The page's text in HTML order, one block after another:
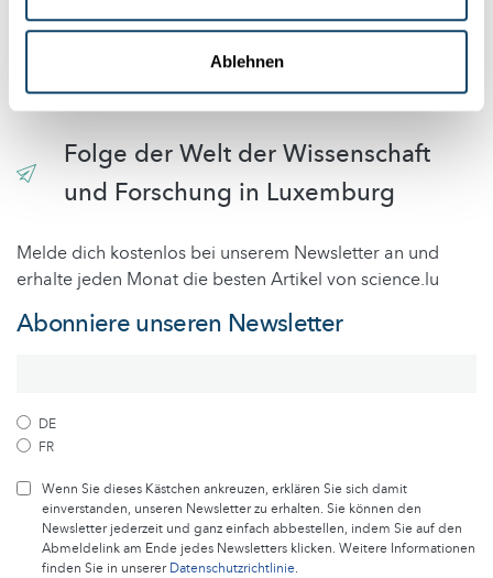
Ablehnen
Abonniere unseren
Folge der Welt der Wissenschaft
und Forschung in Luxemburg
Melde dich kostenlos bei unserem Newsletter an und
erhalte jeden Monat die besten Artikel von science.lu
Abonniere unseren Newsletter
DE
FR
Wenn Sie dieses Kästchen ankreuzen, erklären Sie sich damit
einverstanden, unseren Newsletter zu erhalten. Sie können den
Newsletter jederzeit und ganz einfach abbestellen, indem Sie auf den
Abmeldelink am Ende jedes Newsletters klicken. Weitere Informationen
finden Sie in unsererDatenschutzrichtlinie.